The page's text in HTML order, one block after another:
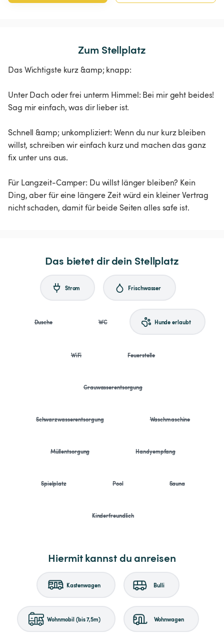
Zum Stellplatz
Das Wichtigste kurz &amp; knapp:
Unter Dach oder frei unterm Himmel: Bei mir geht beides!
Sag mir einfach, was dir lieber ist.
Schnell &amp; unkompliziert: Wenn du nur kurz bleiben
willst, schreiben wir einfach kurz und machen das ganz
fix unter uns aus.
Für Langzeit-Camper: Du willst länger bleiben? Kein
Ding, aber für eine längere Zeit würd ein kleiner Vertrag
nicht schaden, damit für beide Seiten alles safe ist.
Das bietet dir dein Stellplatz
Strom Frischwasser
Dusche WC Hunde erlaubt
WiFi Feuerstelle
Grauwasserentsorgung
Schwarzwasserentsorgung Waschmaschine
Müllentsorgung Handyempfang
Spielplatz Pool Sauna
Kinderfreundlich
Hiermit kannst du anreisen
Kastenwagen Bulli
Wohnmobil (bis 7,5m) Wohnwagen